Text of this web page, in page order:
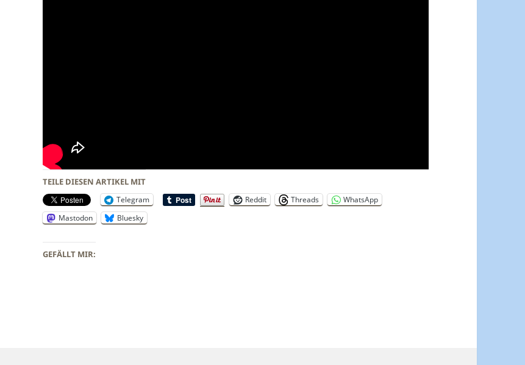
TEILE DIESEN ARTIKEL MIT
Telegram Reddit Threads
WhatsApp
Mastodon
Bluesky
GEFÄLLT MIR: